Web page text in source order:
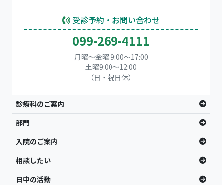
受診予約・お問い合わせ
099-269-4111
月曜～金曜 9:00～17:00
土曜9:00〜12:00
（日・祝日休）
診療科のご案内
部門
入院のご案内
相談したい
日中の活動